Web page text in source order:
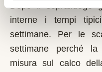
Dopo il sopralluogo
interne i tempi
settimane. Per le
settimane perché
misura sul calco